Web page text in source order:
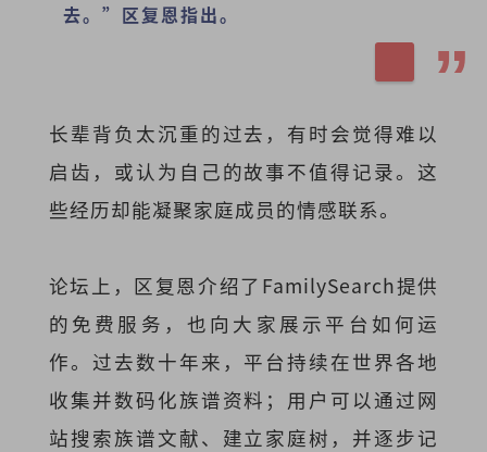
去。”区复恩指出。
长辈背负太沉重的过去，有时会觉得难以
启齿，或认为自己的故事不值得记录。这
些经历却能凝聚家庭成员的情感联系。
论坛上，区复恩介绍了FamilySearch提供
的免费服务，也向大家展示平台如何运
作。过去数十年来，平台持续在世界各地
收集并数码化族谱资料；用户可以通过网
站搜索族谱文献、建立家庭树，并逐步记